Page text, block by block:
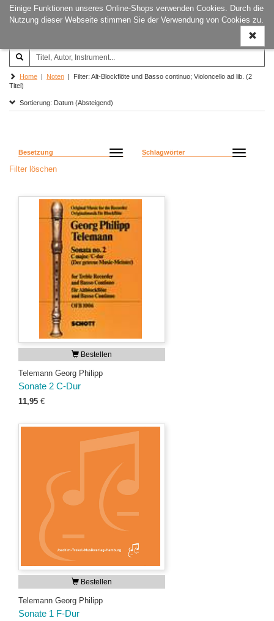
Einige Funktionen unseres Online-Shops verwenden Cookies. Durch die
Nutzung dieser Webseite stimmen Sie der Verwendung von Cookies zu.
ein-/
Joachim‐Trekel‐Musikverlag,
Hamburg
Home | Noten | Filter: Alt-Blockflöte und Basso continuo; Violoncello ad lib. (2
Titel)
Sortierung: Datum (Absteigend)
Besetzung Schlagwörter
Filter löschen
Bestellen
Telemann Georg Philipp
Sonate 2 C-Dur
11,95 €
Bestellen
Telemann Georg Philipp
Sonate 1 F-Dur